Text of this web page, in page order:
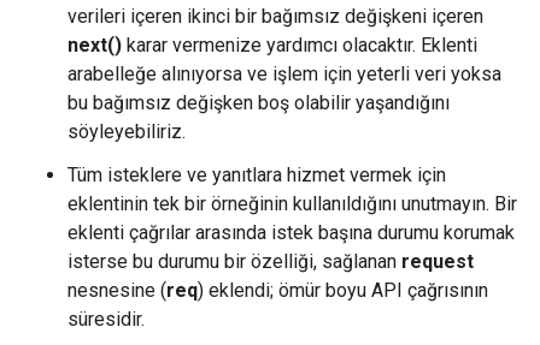
verileri içeren ikinci bir bağımsız değişkeni içeren
next() karar vermenize yardımcı olacaktır. Eklenti
arabelleğe alınıyorsa ve işlem için yeterli veri yoksa
bu bağımsız değişken boş olabilir yaşandığını
söyleyebiliriz.
Tüm isteklere ve yanıtlara hizmet vermek için
eklentinin tek bir örneğinin kullanıldığını unutmayın. Bir
eklenti çağrılar arasında istek başına durumu korumak
isterse bu durumu bir özelliği, sağlanan request
nesnesine (req) eklendi; ömür boyu API çağrısının
süresidir.